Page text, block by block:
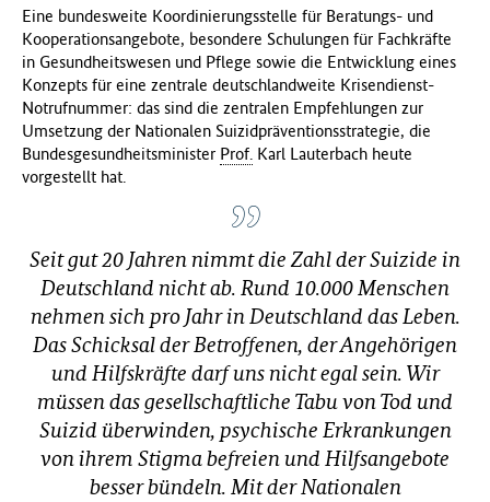
u
n
d
h
e
i
t
(
Eine bundesweite Koordinierungsstelle für Beratungs- und
Kooperationsangebote, besondere Schulungen für Fachkräfte
in Gesundheitswesen und Pflege sowie die Entwicklung eines
Konzepts für eine zentrale deutschlandweite Krisendienst-
Notrufnummer: das sind die zentralen Empfehlungen zur
Umsetzung der Nationalen Suizidpräventionsstrategie, die
Bundesgesundheitsminister Prof. Karl Lauterbach heute
vorgestellt hat.
Seit gut 20 Jahren nimmt die Zahl der Suizide in
Deutschland nicht ab. Rund 10.000 Menschen
nehmen sich pro Jahr in Deutschland das Leben.
Das Schicksal der Betroffenen, der Angehörigen
und Hilfskräfte darf uns nicht egal sein. Wir
müssen das gesellschaftliche Tabu von Tod und
Suizid überwinden, psychische Erkrankungen
von ihrem Stigma befreien und Hilfsangebote
besser bündeln. Mit der Nationalen